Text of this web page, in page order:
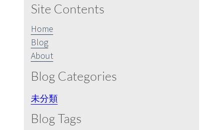
h
Site Contents
Home
Blog
About
Blog Categories
未分類
Blog Tags